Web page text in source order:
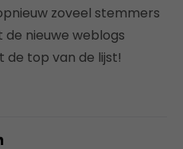
zoveel stemmers
nieuwe weblogs
top van de lijst!